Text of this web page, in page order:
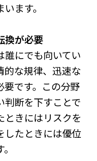
ます。
換が必要
誰にでも向いてい
的な規律、迅速な
要です。この分野
判断を下すことで
ときにはリスクを
したときには優位